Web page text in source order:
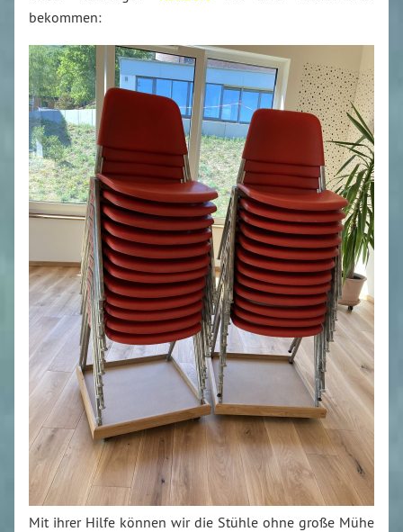
bekommen:
Mit ihrer Hilfe können wir die Stühle ohne große Mühe